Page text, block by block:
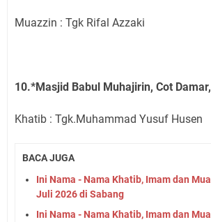
Muazzin : Tgk Rifal Azzaki
10.*Masjid Babul Muhajirin, Cot
Khatib : Tgk.Muhammad Yusuf Husen
BACA JUGA
Ini Nama - Nama Khatib, Imam dan
Juli 2026 di Sabang
Ini Nama - Nama Khatib, Imam dan